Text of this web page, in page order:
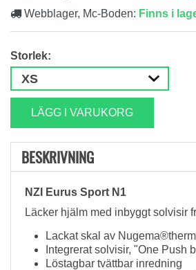
Webblager, Mc-Boden: Finns i
Storlek:
LÄGG I VARUKORG
BESKRIVNING
NZI Eurus Sport N1
Läcker hjälm med inbyggt solvisir
Lackat skal av
Integrerat solvisir, "One Push
Löstagbar tvättbar inredning